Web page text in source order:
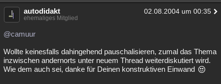
autodidakt 02.08.2004 um 00:35
ehemaliges Mitglied
@camuur
Wollte keinesfalls dahingehend pauschalisieren, zumal das Thema
inzwischen andernorts unter neuem Thread weiterdiskutiert wird.
Wie dem auch sei, danke für Deinen konstruktiven Einwand